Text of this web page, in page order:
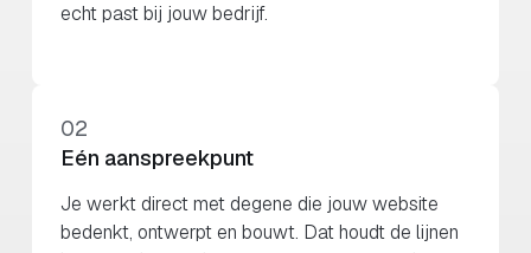
echt past bij jouw bedrijf.
02
Eén aanspreekpunt
Je werkt direct met degene die jouw website
bedenkt, ontwerpt en bouwt. Dat houdt de lijnen